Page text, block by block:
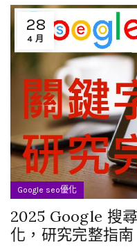
28
4 月
Google seo優化
2025 Google 搜
化，研究完整指